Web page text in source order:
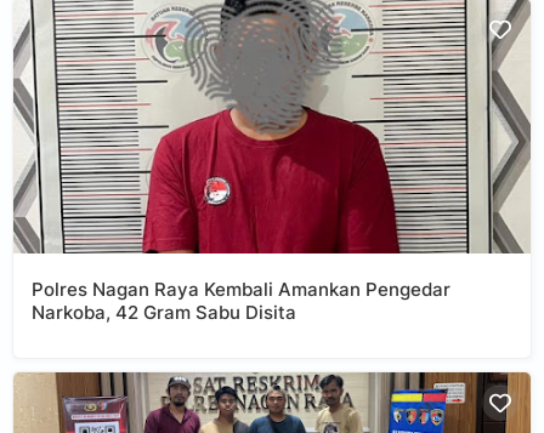
Polres Nagan Raya Kembali Amankan Pengedar
Narkoba, 42 Gram Sabu Disita